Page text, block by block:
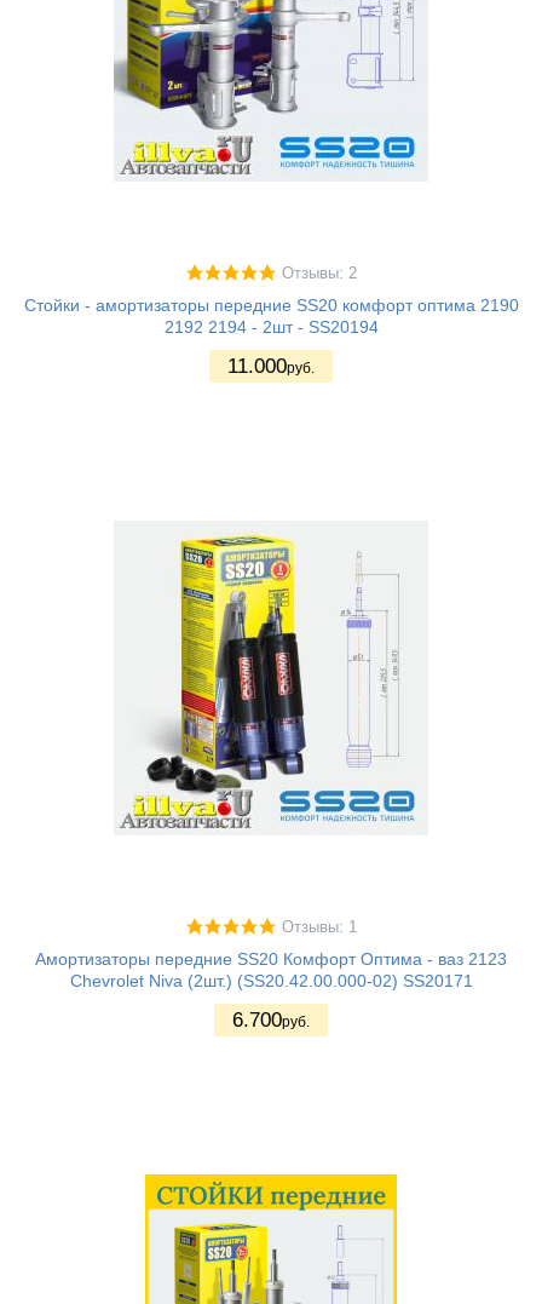
Отзывы: 2
Стойки - амортизаторы передние SS20 комфорт оптима 2190
2192 2194 - 2шт - SS20194
11.000руб.
Отзывы: 1
Амортизаторы передние SS20 Комфорт Оптима - ваз 2123
Chevrolet Niva (2шт.) (SS20.42.00.000-02) SS20171
6.700руб.